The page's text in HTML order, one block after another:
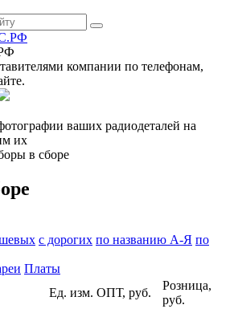
компании по телефонам,
ваших радиодеталей на
их
в сборе
с дорогих по названию А-Я по
Платы
Ед. изм. ОПТ, руб.
Розница,
руб.